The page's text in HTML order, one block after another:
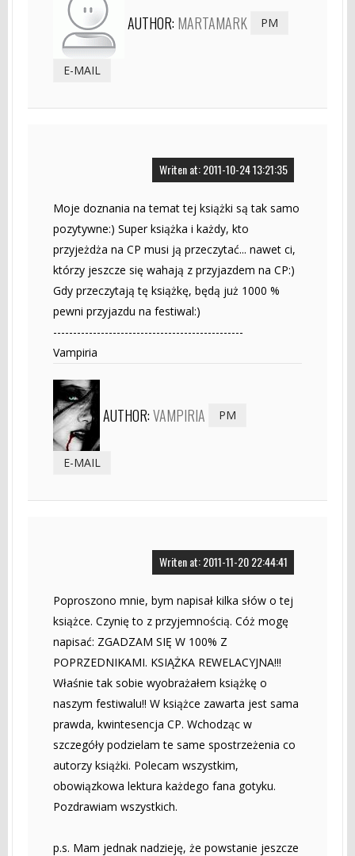
AUTHOR: MARTAMARK PM
E-MAIL
Writen at: 2011-10-24 13:21:35
Moje doznania na temat tej książki są tak samo
pozytywne:) Super książka i każdy, kto
przyjeżdża na CP musi ją przeczytać... nawet ci,
którzy jeszcze się wahają z przyjazdem na CP:)
Gdy przeczytają tę książkę, będą już 1000 %
pewni przyjazdu na festiwal:)
------------------------------------------------
Vampiria
AUTHOR:VAMPIRIA PM
E-MAIL
Writen at: 2011-11-20 22:44:41
Poproszono mnie, bym napisał kilka słów o tej
książce. Czynię to z przyjemnością. Cóż mogę
napisać: ZGADZAM SIĘ W 100% Z
POPRZEDNIKAMI. KSIĄŻKA REWELACYJNA!!!
Właśnie tak sobie wyobrażałem książkę o
naszym festiwalu!! W książce zawarta jest sama
prawda, kwintesencja CP. Wchodząc w
szczegóły podzielam te same spostrzeżenia co
autorzy książki. Polecam wszystkim,
obowiązkowa lektura każdego fana gotyku.
Pozdrawiam wszystkich.
p.s. Mam jednak nadzieję, że powstanie jeszcze